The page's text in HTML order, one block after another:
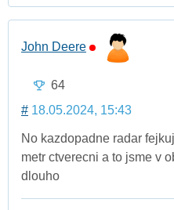
John Deere
64
# 18.05.2024, 15:43
No kazdopadne radar
metr ctverecni a to jsme v
dlouho